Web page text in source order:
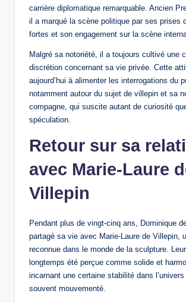
carrière diplomatique remarquable. Ancien
il a marqué la scène politique par ses prises
fortes et son engagement sur la scène
Malgré sa notoriété, il a toujours cultivé une
discrétion concernant sa vie privée. Cette
aujourd’hui à alimenter les interrogations du
notamment autour du sujet de villepin et sa
compagne, qui suscite autant de curiosité
spéculation.
Retour sur sa
avec Marie-Laure
Villepin
Pendant plus de vingt-cinq ans, Dominique
partagé sa vie avec Marie-Laure de Villepin,
reconnue dans le monde de la sculpture.
longtemps été perçue comme solide et
incarnant une certaine stabilité dans
souvent mouvementé.